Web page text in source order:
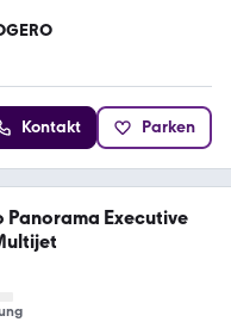
Kontakt Parken
Panorama Executive